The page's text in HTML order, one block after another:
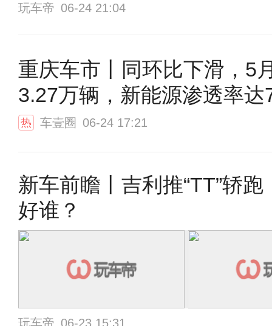
玩车帝 06-24 21:04
重庆车市丨同环比下滑，5
3.27万辆，新能源渗透率达
热 车壹圈 06-24 17:21
新车前瞻丨吉利推“TT”轿
好谁？
玩车帝 06-23 15:31